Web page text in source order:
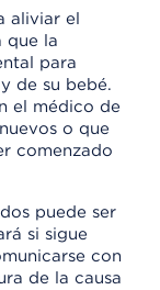
aliviar el
que la
para
de su bebé.
el médico de
o que
comenzado
puede ser
si sigue
con
de la causa